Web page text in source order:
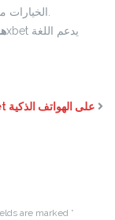
كيفية تحميل برنامج 1xbet على الهواتف الذكية
are marked *